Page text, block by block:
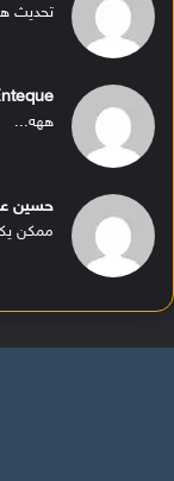
تحديث
ههه...
حسين
ممكن